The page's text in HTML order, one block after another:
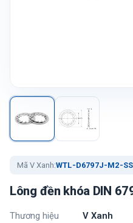
Mã V Xanh:WTL-D6797J-M2-SS
Lông đền khóa DIN
Thương hiệu
V Xanh